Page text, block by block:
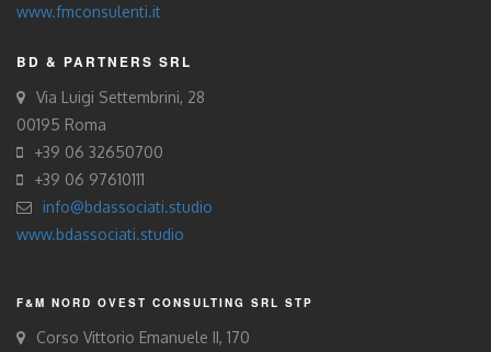
www.fmconsulenti.it
BD & PARTNERS SRL
Via Luigi Settembrini, 28
00195 Roma
+39 06 32650700
+39 06 97610111
info@bdassociati.studio
www.bdassociati.studio
F&M NORD OVEST CONSULTING SRL STP
Corso Vittorio Emanuele II, 170